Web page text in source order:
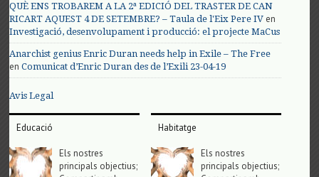
QUÈ ENS TROBAREM A LA 2ª EDICIÓ DEL TRASTER DE CAN
RICART AQUEST 4 DE SETEMBRE? – Taula de l'Eix Pere IV en
Investigació, desenvolupament i producció: el projecte MaCus
Anarchist genius Enric Duran needs help in Exile – The Free
enComunicat d’Enric Duran des de l’Exili 23-04-19
Avis Legal
Educació
Els nostres
principals objectius;
Habitatge
Els nostres
principals objectius;